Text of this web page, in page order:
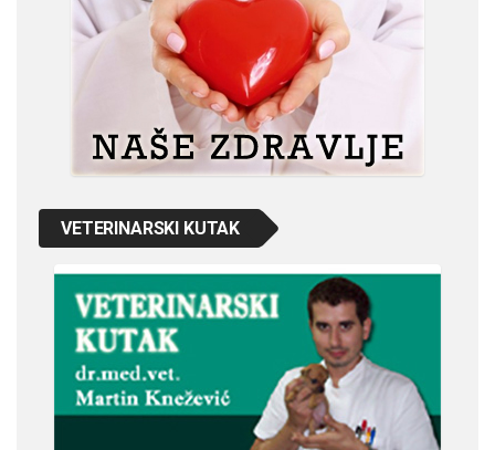
VETERINARSKI KUTAK